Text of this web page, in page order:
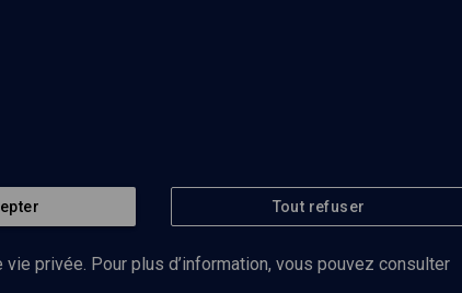
Tout refuser
privée. Pour plus d’information, vous pouvez consulter